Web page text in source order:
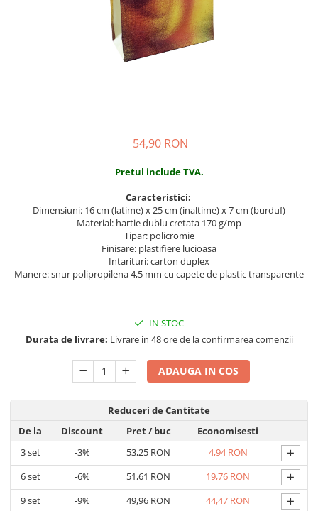
54,90 RON
Pretul include TVA.
Caracteristici:
Dimensiuni: 16 cm (latime) x 25 cm (inaltime) x 7 cm (burduf)
Material: hartie dublu cretata 170 g/mp
Tipar: policromie
Finisare: plastifiere lucioasa
Intarituri: carton duplex
Manere: snur polipropilena 4,5 mm cu capete de plastic transparente
IN STOC
Durata de livrare: Livrare in 48 ore de la confirmarea comenzii
ADAUGA IN COS
Reduceri de Cantitate
De la
Discount Pret/ buc
Economisesti
3set -3% 53,25 RON 4,94 RON +
6set -6% 51,61 RON 19,76 RON +
9set -9% 49,96 RON 44,47 RON +